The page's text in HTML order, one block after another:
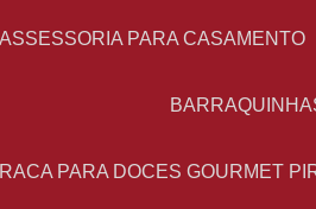
ASSESSORIA PARA CASAMENTO
PARA DOCES GOURMET